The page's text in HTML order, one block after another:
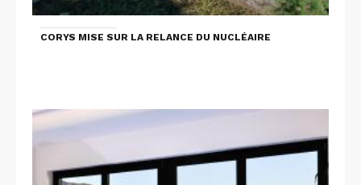
CORYS MISE SUR LA RELANCE DU NUCLÉAIRE